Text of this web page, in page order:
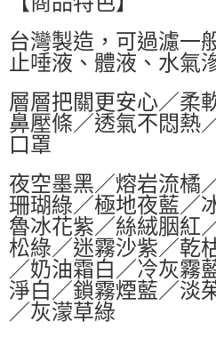
台灣製造，可過濾一
止唾液、體液、水氣
層層把關更安心／柔
鼻壓條／透氣不悶熱
口罩
夜空墨黑／熔岩流橘
珊瑚綠／極地夜藍／
魯冰花紫／絲絨胭紅
松綠／迷霧沙紫／乾
／奶油霜白／冷灰霧
淨白／鎖霧煙藍／淡
／灰濛草綠